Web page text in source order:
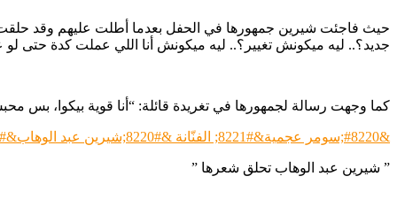
حيث فاجئت شيرين جمهورها في الحفل بعدما أطلت عليهم وقد حلقت
جديد؟.. ليه ميكونش تغيير؟.. ليه ميكونش أنا اللي عملت كدة حتى
كما وجهت رسالة لجمهورها في تغريدة قائلة: “أنا قوية بيكوا، بس
&#8220;سومر عجمية&#8221; الفنّانة &#8220;شيرين عبد الوهاب&#8221; المفضّلة لدي، وقريباً سأطلق أغنيتي الخاصة
” شيرين عبد الوهاب تحلق شعرها ”